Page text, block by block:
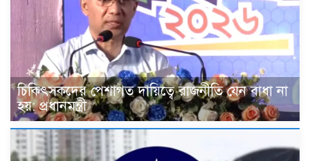
চিকিৎসকদের পেশাগত দায়িত্বে রাজনীতি যেন বাধা না
হয়: প্রধানমন্ত্রী